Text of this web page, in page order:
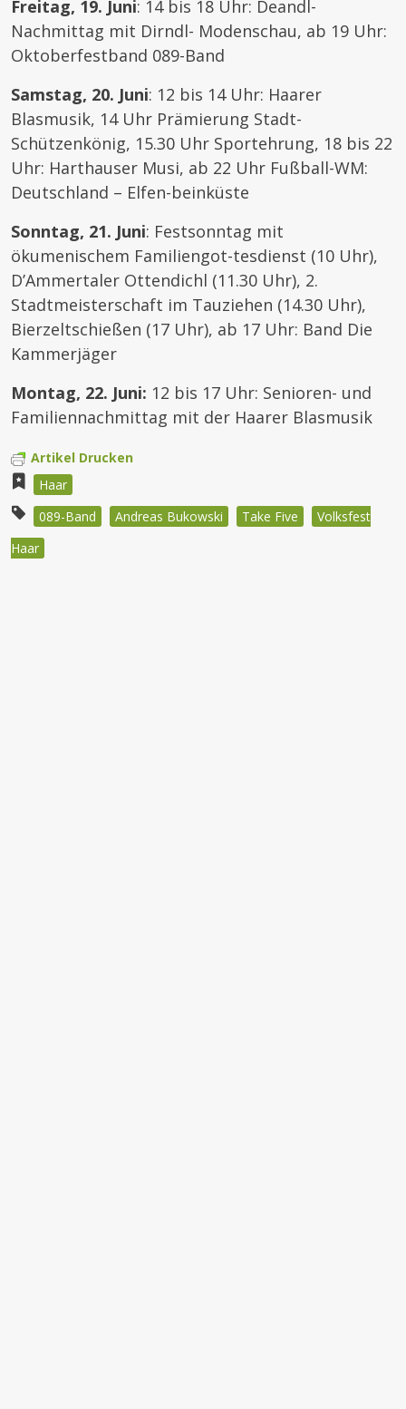
Freitag, 19. Juni: 14 bis 18 Uhr: Deandl-
Nachmittag mit Dirndl- Modenschau, ab 19 Uhr:
Oktoberfestband 089-Band
Samstag, 20. Juni: 12 bis 14 Uhr: Haarer
Blasmusik, 14 Uhr Prämierung Stadt-
Schützenkönig, 15.30 Uhr Sportehrung, 18 bis 22
Uhr: Harthauser Musi, ab 22 Uhr Fußball-WM:
Deutschland – Elfen-beinküste
Sonntag, 21. Juni: Festsonntag mit
ökumenischem Familiengot-tesdienst (10 Uhr),
D’Ammertaler Ottendichl (11.30 Uhr), 2.
Stadtmeisterschaft im Tauziehen (14.30 Uhr),
Bierzeltschießen (17 Uhr), ab 17 Uhr: Band Die
Kammerjäger
Montag, 22. Juni: 12 bis 17 Uhr: Senioren- und
Familiennachmittag mit der Haarer Blasmusik
Artikel Drucken
Haar
089-Band
Andreas Bukowski Take Five
Volksfest
Haar